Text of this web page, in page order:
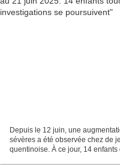
Depuis le 12 juin, une
sévères a été observée chez de
quentinoise. À ce jour, 14